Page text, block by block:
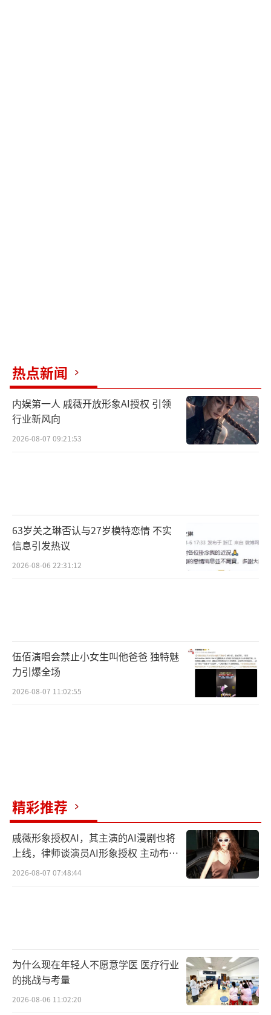
热点新闻
内娱第一人 戚薇开放形象AI授权 引领
行业新风向
2026-08-07 09:21:53
63岁关之琳否认与27岁模特恋情 不实
信息引发热议
2026-08-06 22:31:12
伍佰演唱会禁止小女生叫他爸爸 独特魅
力引爆全场
2026-08-07 11:02:55
精彩推荐
戚薇形象授权AI，其主演的AI漫剧也将
上线，律师谈演员AI形象授权 主动布局
数字资产
2026-08-07 07:48:44
为什么现在年轻人不愿意学医 医疗行业
的挑战与考量
2026-08-06 11:02:20